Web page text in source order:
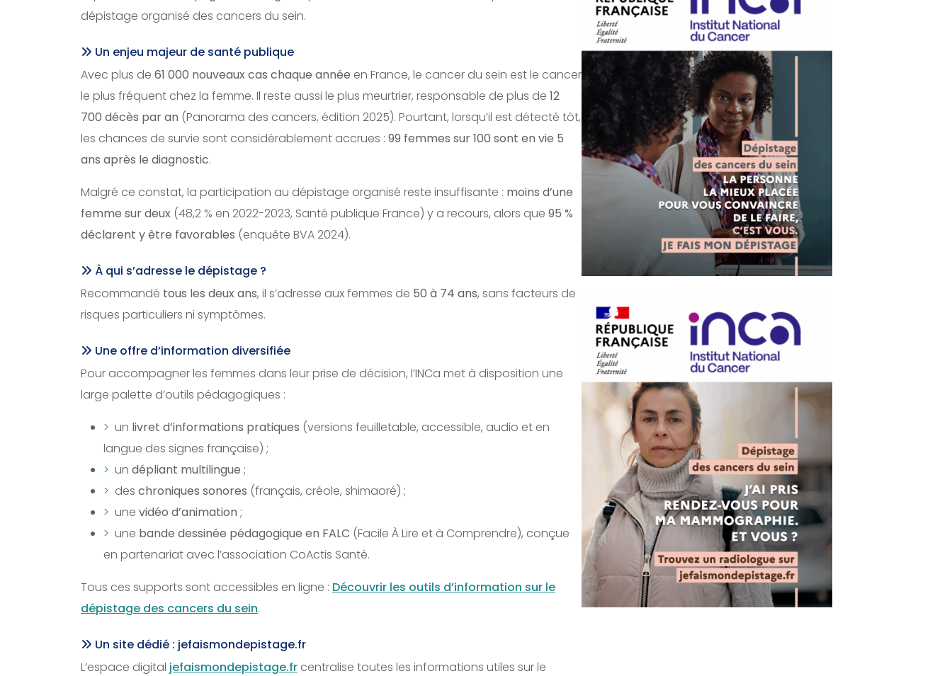
dépistage organisé des cancers du sein.
Un enjeu majeur de santé publique
Avec plus de 61 000 nouveaux cas chaque année en France, le cancer du sein est le cancer
le plus fréquent chez la femme. Il reste aussi le plus meurtrier, responsable de plus de 12
700 décès par an (Panorama des cancers, édition 2025). Pourtant, lorsqu’il est détecté tôt,
les chances de survie sont considérablement accrues : 99 femmes sur 100 sont en vie 5
ans après le diagnostic.
Malgré ce constat, la participation au dépistage organisé reste insuffisante : moins d’une
femme sur deux (48,2 % en 2022-2023, Santé publique France) y a recours, alors que 95 %
déclarent y être favorables (enquête BVA 2024).
À qui s’adresse le dépistage ?
Recommandé tous les deux ans, il s’adresse aux femmes de 50 à 74 ans, sans facteurs de
risques particuliers ni symptômes.
Une offre d’information diversifiée
Pour accompagner les femmes dans leur prise de décision, l’INCa met à disposition une
large palette d’outils pédagogiques :
un livret d’informations pratiques (versions feuilletable, accessible, audio et en
langue des signes française) ;
un dépliant multilingue ;
des chroniques sonores (français, créole, shimaoré) ;
une vidéo d’animation ;
une bande dessinée pédagogique en FALC (Facile À Lire et à Comprendre), conçue
en partenariat avec l’association CoActis Santé.
Tous ces supports sont accessibles en ligne : Découvrir les outils d’information sur le
dépistage des cancers du sein.
Un site dédié : jefaismondepistage.fr
L’espace digital jefaismondepistage.fr centralise toutes les informations utiles sur le